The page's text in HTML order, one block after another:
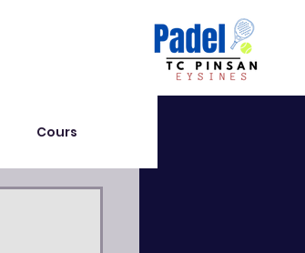
Cours